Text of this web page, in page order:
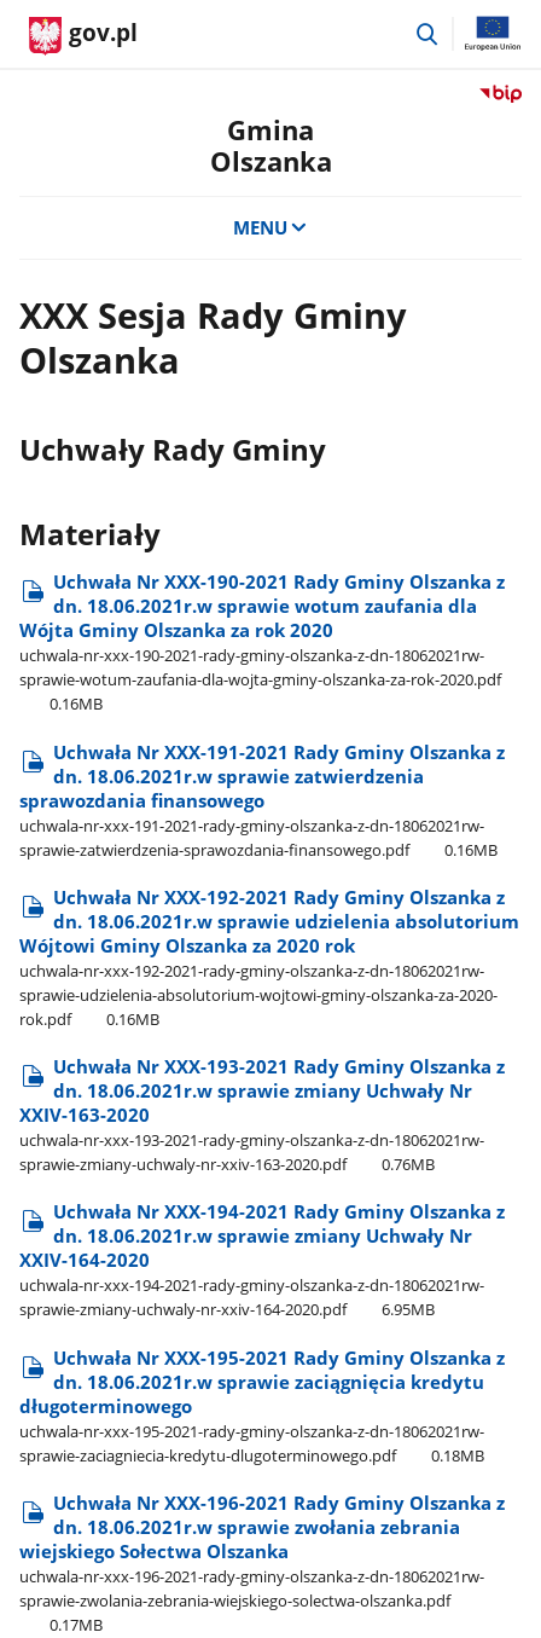
gov.pl
przejdź
Przejdź
Gmina
Olszanka
MENU
XXX Sesja Rady Gminy
Olszanka
Uchwały Rady Gminy
Materiały
Uchwała Nr XXX-190-2021 Rady Gminy Olszanka z
dn. 18.06.2021r.w sprawie wotum zaufania dla
Wójta Gminy Olszanka za rok 2020
uchwala-nr-xxx-190-2021-rady-gminy-olszanka-z-dn-18062021rw-
sprawie-wotum-zaufania-dla-wojta-gminy-olszanka-za-rok-2020.pdf
0.16MB
Uchwała Nr XXX-191-2021 Rady Gminy Olszanka z
dn. 18.06.2021r.w sprawie zatwierdzenia
sprawozdania finansowego
uchwala-nr-xxx-191-2021-rady-gminy-olszanka-z-dn-18062021rw-
sprawie-zatwierdzenia-sprawozdania-finansowego.pdf
0.16MB
Uchwała Nr XXX-192-2021 Rady Gminy Olszanka z
dn. 18.06.2021r.w sprawie udzielenia absolutorium
Wójtowi Gminy Olszanka za 2020 rok
uchwala-nr-xxx-192-2021-rady-gminy-olszanka-z-dn-18062021rw-
sprawie-udzielenia-absolutorium-wojtowi-gminy-olszanka-za-2020-
rok.pdf
0.16MB
Uchwała Nr XXX-193-2021 Rady Gminy Olszanka z
dn. 18.06.2021r.w sprawie zmiany Uchwały Nr
XXIV-163-2020
uchwala-nr-xxx-193-2021-rady-gminy-olszanka-z-dn-18062021rw-
sprawie-zmiany-uchwaly-nr-xxiv-163-2020.pdf
0.76MB
Uchwała Nr XXX-194-2021 Rady Gminy Olszanka z
dn. 18.06.2021r.w sprawie zmiany Uchwały Nr
XXIV-164-2020
uchwala-nr-xxx-194-2021-rady-gminy-olszanka-z-dn-18062021rw-
sprawie-zmiany-uchwaly-nr-xxiv-164-2020.pdf
6.95MB
Uchwała Nr XXX-195-2021 Rady Gminy Olszanka z
dn. 18.06.2021r.w sprawie zaciągnięcia kredytu
długoterminowego
uchwala-nr-xxx-195-2021-rady-gminy-olszanka-z-dn-18062021rw-
sprawie-zaciagniecia-kredytu-dlugoterminowego.pdf
0.18MB
Uchwała Nr XXX-196-2021 Rady Gminy Olszanka z
dn. 18.06.2021r.w sprawie zwołania zebrania
wiejskiego Sołectwa Olszanka
uchwala-nr-xxx-196-2021-rady-gminy-olszanka-z-dn-18062021rw-
sprawie-zwolania-zebrania-wiejskiego-solectwa-olszanka.pdf
0.17MB